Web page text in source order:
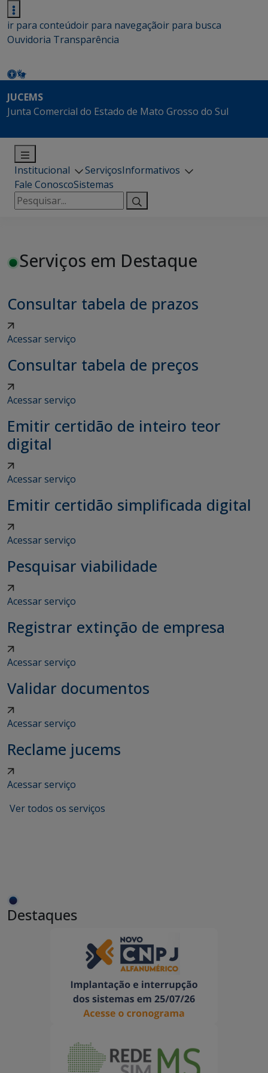
ir para conteúdoir para navegaçãoir para busca
Ouvidoria Transparência
JUCEMS
Junta Comercial do Estado de Mato Grosso do Sul
Institucional ServiçosInformativos
Fale ConoscoSistemas
Pesquisar
por:
Serviços em Destaque
Consultar tabela de prazos
Acessar serviço
Consultar tabela de preços
Acessar serviço
Emitir certidão de inteiro teor
digital
Acessar serviço
Emitir certidão simplificada digital
Acessar serviço
Pesquisar viabilidade
Acessar serviço
Registrar extinção de empresa
Acessar serviço
Validar documentos
Acessar serviço
Reclame jucems
Acessar serviço
Ver todos os serviços
Destaques